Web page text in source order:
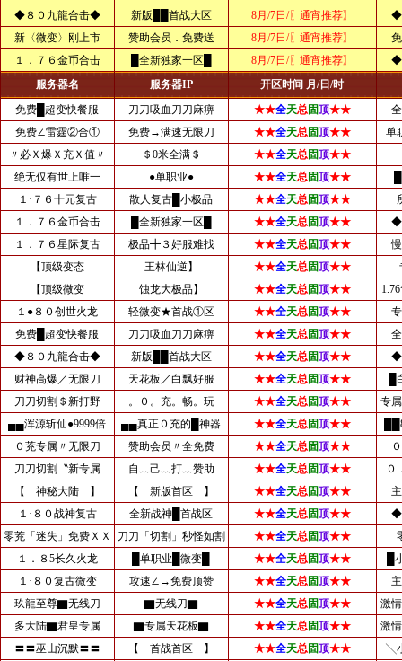
◆８０九龍合击◆
新版██首战大区 8月/7日/〖通宵推荐〗
◆
新〈微变〉刚上市
赞助会员．免费送 8月/7日/〖通宵推荐〗
１．７６金币合击
█全新独家一区█ 8月/7日/〖通宵推荐〗
◆
服务器名
服务器IP
开区时间 月/日/时
免费█超变快餐服
刀刀吸血刀刀麻痹 ★★全天总固顶★★
免费∠雷霆②合①
免费→满速无限刀 ★★全天总固顶★★
单
〃必Ｘ爆Ｘ充Ｘ值〃
＄0米全满＄ ★★全天总固顶★★
绝无仅有世上唯一
●单职业● ★★全天总固顶★★
１·７６十元复古
散人复古█小极品 ★★全天总固顶★★
１．７６金币合击
█全新独家一区█ ★★全天总固顶★★
◆
１．７６星际复古
极品╋３好服难找 ★★全天总固顶★★
【顶级变态
王林仙逆】 ★★全天总固顶★★
【顶级微变
蚀龙大极品】 ★★全天总固顶★★
１●８０创世火龙
轻微变★首战①区 ★★全天总固顶★★
免费█超变快餐服
刀刀吸血刀刀麻痹 ★★全天总固顶★★
◆８０九龍合击◆
新版██首战大区 ★★全天总固顶★★
◆
财神高爆／无限刀
天花板／白飘好服 ★★全天总固顶★★
刀刀切割＄新打野
。０。充。畅。玩 ★★全天总固顶★★
专
▄▄浑源斩仙●9999倍
▄▄真正０充的█神器 ★★全天总固顶★★
０茺专属〃无限刀
赞助会员〃全免费 ★★全天总固顶★★
刀刀切割〝新专属
自﹏己﹏打﹏赞助 ★★全天总固顶★★
０
【 神秘大陆 】
【 新版首区 】 ★★全天总固顶★★
１·８０战神复古
全新战神█首战区 ★★全天总固顶★★
◆
零茺「迷失」免费ＸＸ
刀刀「切割」秒怪如割 ★★全天总固顶★★
１．８5长久火龙
█单职业█微变█ ★★全天总固顶★★
█
１·８０复古微变
攻速∠→免费顶赞 ★★全天总固顶★★
玖龍至尊▇无线刀
▇无线刀▇ ★★全天总固顶★★
激
多大陆▇君皇专属
▇专属天花板▇ ★★全天总固顶★★
激
〓〓巫山沉默〓〓
【 首战首区 】 ★★全天总固顶★★
╲